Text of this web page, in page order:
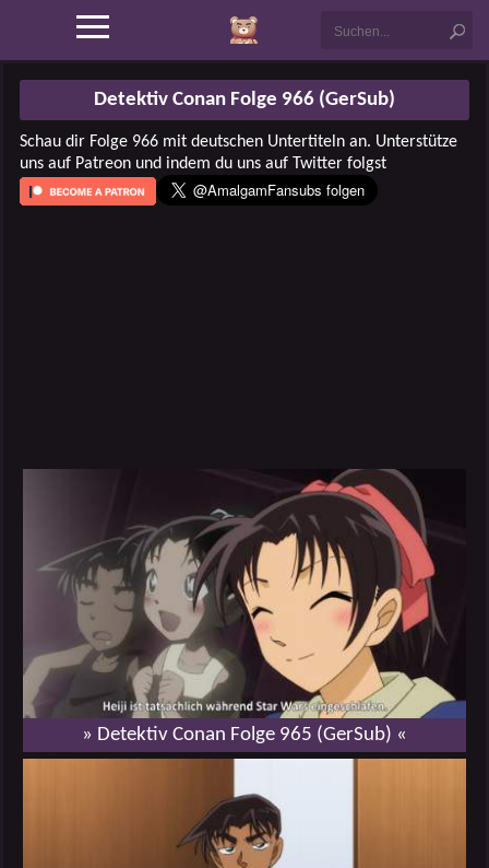
Detektiv Conan Folge 966 (GerSub)
Schau dir Folge 966 mit deutschen Untertiteln an. Unterstütze
uns auf Patreon und indem du uns auf Twitter folgst
» Detektiv Conan Folge 965 (GerSub) «